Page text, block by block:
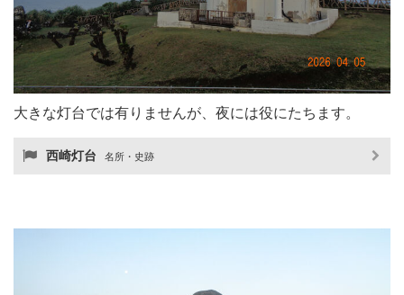
大きな灯台では有りませんが、夜には役にたちます。
西崎灯台 名所・史跡